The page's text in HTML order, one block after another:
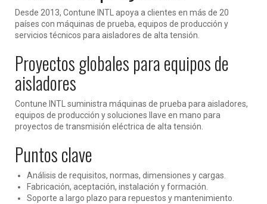
Desde 2013, Contune INTL apoya a clientes en más de 20
países con máquinas de prueba, equipos de producción y
servicios técnicos para aisladores de alta tensión.
Proyectos globales para equipos de
aisladores
Contune INTL suministra máquinas de prueba para aisladores,
equipos de producción y soluciones llave en mano para
proyectos de transmisión eléctrica de alta tensión.
Puntos clave
Análisis de requisitos, normas, dimensiones y cargas.
Fabricación, aceptación, instalación y formación.
Soporte a largo plazo para repuestos y mantenimiento.